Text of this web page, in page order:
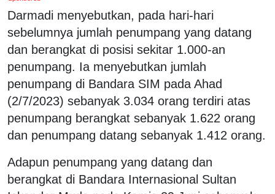
Darmadi menyebutkan, pada hari-hari
sebelumnya jumlah penumpang yang datang
dan berangkat di posisi sekitar 1.000-an
penumpang. Ia menyebutkan jumlah
penumpang di Bandara SIM pada Ahad
(2/7/2023) sebanyak 3.034 orang terdiri atas
penumpang berangkat sebanyak 1.622 orang
dan penumpang datang sebanyak 1.412 orang.
Adapun penumpang yang datang dan
berangkat di Bandara Internasional Sultan